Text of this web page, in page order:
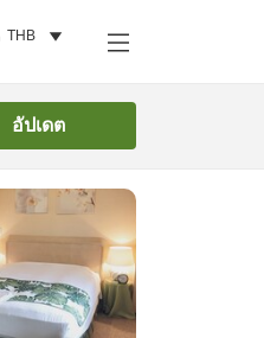
THB
อัปเดต
ค้นหาห้องพัก